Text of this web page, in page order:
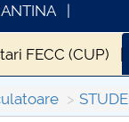
FECC (CUP)